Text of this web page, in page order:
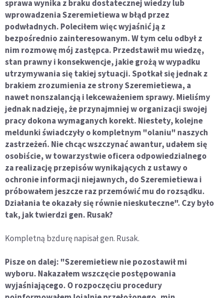
sprawa wynika z braku dostatecznej wiedzy lub
wprowadzenia Szeremietiewa w błąd przez
podwładnych. Poleciłem więc wyjaśnić ją z
bezpośrednio zainteresowanym. W tym celu odbył z
nim rozmowę mój zastępca. Przedstawił mu wiedzę,
stan prawny i konsekwencje, jakie grożą w wypadku
utrzymywania się takiej sytuacji. Spotkał się jednak z
brakiem zrozumienia ze strony Szeremietiewa, a
nawet nonszalancją i lekceważeniem sprawy. Mieliśmy
jednak nadzieję, że przynajmniej w organizacji swojej
pracy dokona wymaganych korekt. Niestety, kolejne
meldunki świadczyły o kompletnym "olaniu" naszych
zastrzeżeń. Nie chcąc wszczynać awantur, udałem się
osobiście, w towarzystwie oficera odpowiedzialnego
za realizację przepisów wynikających z ustawy o
ochronie informacji niejawnych, do Szeremietiewa i
próbowałem jeszcze raz przemówić mu do rozsądku.
Działania te okazały się równie nieskuteczne". Czy było
tak, jak twierdzi gen. Rusak?
Kompletną bzdurę napisał gen. Rusak.
Pisze on dalej: "Szeremietiew nie pozostawił mi
wyboru. Nakazałem wszczęcie postępowania
wyjaśniającego. O rozpoczęciu procedury